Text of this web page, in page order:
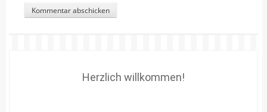
Herzlich willkommen!